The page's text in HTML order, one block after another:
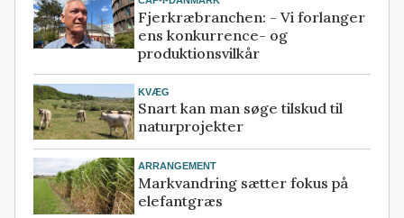
Fjerkræbranchen: - Vi forlanger
ens konkurrence- og
produktionsvilkår
KVÆG
Snart kan man søge tilskud til
naturprojekter
ARRANGEMENT
Markvandring sætter fokus på
elefantgræs